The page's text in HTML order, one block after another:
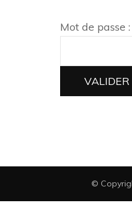
Mot de passe :
©